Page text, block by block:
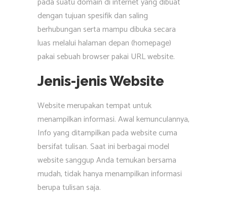
dengan tujuan spesifik dan saling
berhubungan serta mampu dibuka secara
luas melalui halaman depan (homepage)
pakai sebuah browser pakai URL website.
Jenis-jenis Website
Website merupakan tempat untuk
menampilkan informasi. Awal kemunculannya,
Info yang ditampilkan pada website cuma
bersifat tulisan. Saat ini berbagai model
website sanggup Anda temukan bersama
mudah, tidak hanya menampilkan informasi
berupa tulisan saja.